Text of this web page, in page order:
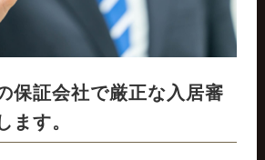
保証会社で厳正な入居審
ます。